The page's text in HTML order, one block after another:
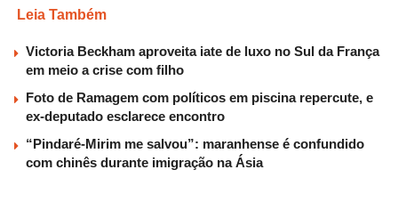
Leia Também
Victoria Beckham aproveita iate de luxo no Sul da França
em meio a crise com filho
Foto de Ramagem com políticos em piscina repercute, e
ex-deputado esclarece encontro
“Pindaré-Mirim me salvou”: maranhense é confundido
com chinês durante imigração na Ásia